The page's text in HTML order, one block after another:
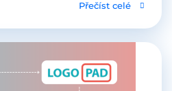
Přečíst celé